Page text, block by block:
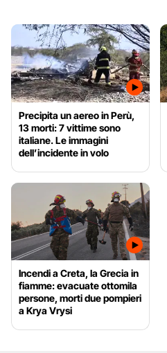
Precipita un aereo in Perù,
13 morti: 7 vittime sono
italiane. Le immagini
dell’incidente in volo
Incendi a Creta, la Grecia in
fiamme: evacuate ottomila
persone, morti due pompieri
a Krya Vrysi